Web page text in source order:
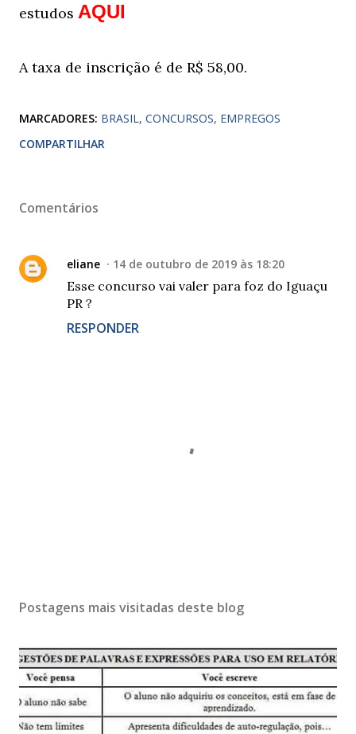
estudos AQUI
A taxa de inscrição é de R$ 58,00.
MARCADORES: BRASIL CONCURSOS EMPREGOS
COMPARTILHAR
Comentários
eliane 14 de outubro de 2019 às 18:20
Esse concurso vai valer para foz do Iguaçu
PR ?
RESPONDER
s
r
u
m
c
o
Postagens mais visitadas deste blog